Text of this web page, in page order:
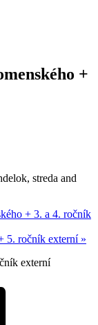
+
streda and
+ 3. a 4. ročník
5. ročník externí »
externí